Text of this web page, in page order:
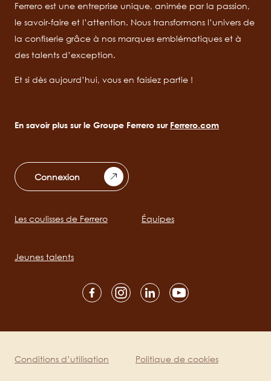
Ferrero est une entreprise unique, animée par la passion,
le savoir-faire et l’attention. Nous transformons l’univers de
la confiserie grâce à nos marques emblématiques et à
des talents d’exception.
Et si dès aujourd’hui, vous en faisiez partie !
En savoir plus sur le Groupe Ferrero sur Ferrero.com
Connexion
Main
Les coulisses de Ferrero Équipes
Jeunes talents
mobile
Legal
Conditions d’utilisation Politique de cookies